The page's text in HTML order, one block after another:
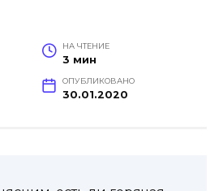
НА ЧТЕНИЕ
3 мин
ОПУБЛИКОВАНО
30.01.2020